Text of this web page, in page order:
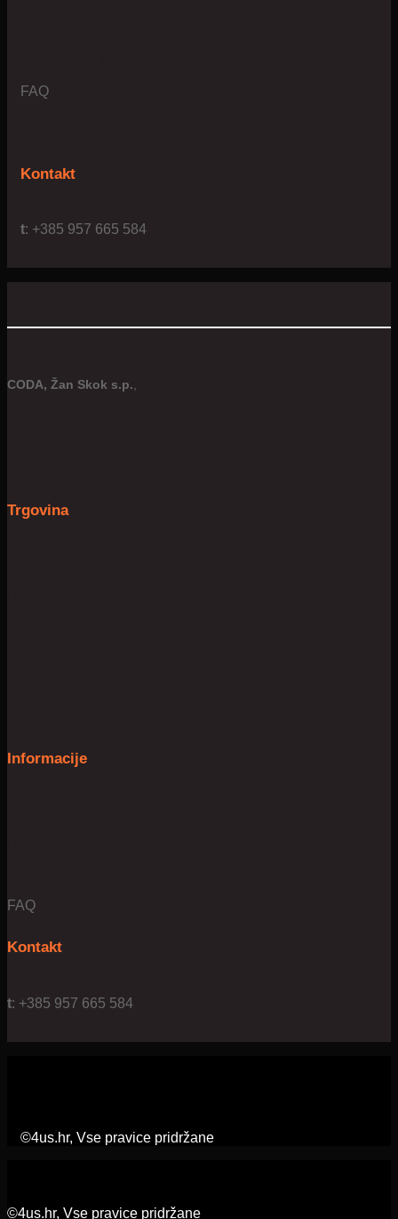
FAQ
Kontakt
t: +385 957 665 584
CODA, Žan Skok s.p.,
Trgovina
Informacije
FAQ
Kontakt
t: +385 957 665 584
©4us.hr, Vse pravice pridržane
©4us.hr, Vse pravice pridržane